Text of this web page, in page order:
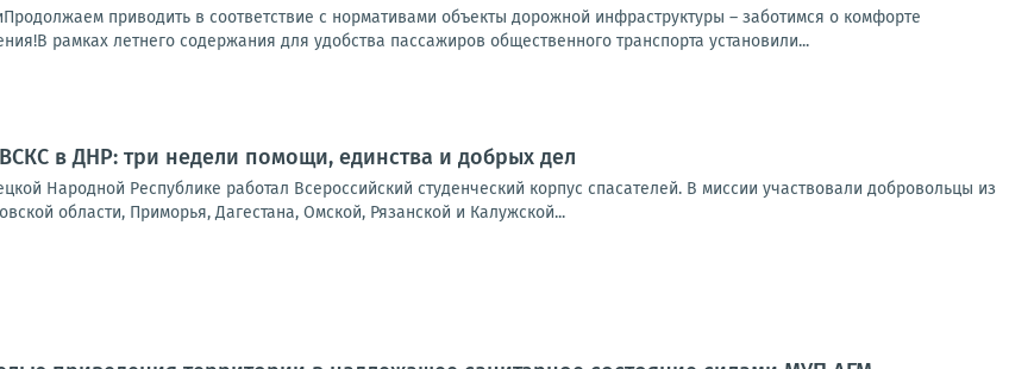
приводить в соответствие с нормативами объекты дорожной инфраструктуры – заботимся о комфорте
рамках летнего содержания для удобства пассажиров общественного транспорта установили...
в ДНР: три недели помощи, единства и добрых дел
Народной Республике работал Всероссийский студенческий корпус спасателей. В миссии участвовали добровольцы из
области, Приморья, Дагестана, Омской, Рязанской и Калужской...